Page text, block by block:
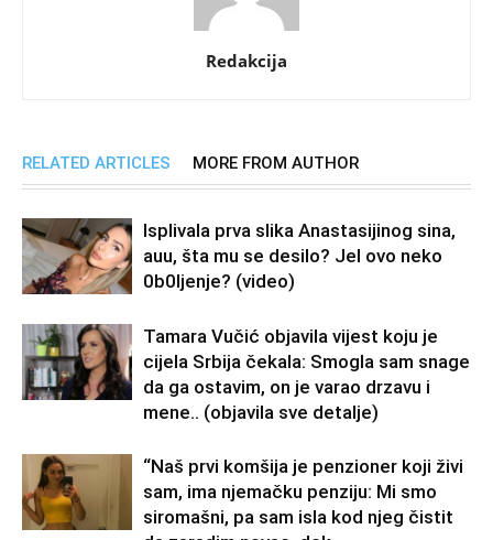
Redakcija
RELATED ARTICLES MORE FROM AUTHOR
Isplivala prva slika Anastasijinog sina,
auu, šta mu se desilo? Jel ovo neko
0b0Ijenje? (video)
Tamara Vučić objavila vijest koju je
cijela Srbija čekala: Smogla sam snage
da ga ostavim, on je varao drzavu i
mene.. (objavila sve detalje)
“Naš prvi komšija je penzioner koji živi
sam, ima njemačku penziju: Mi smo
siromašni, pa sam isla kod njeg čistit